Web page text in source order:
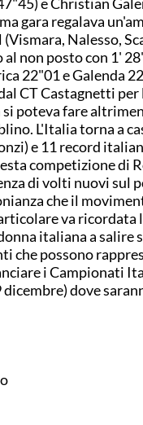
gara regalava
Nalesso,
al non posto con 1'
22"01 e Galenda
CT Castagnetti per
poteva fare
L'Italia torna a
e 11 record
competizione di
di volti nuovi sul
che il
va ricordata
italiana a salire
che possono
i Campionati
dove